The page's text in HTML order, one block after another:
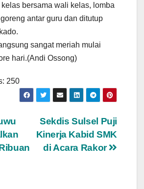
kelas bersama wali kelas, lomba
antar guru dan ditutup
sangat meriah mulai
hari.(Andi Ossong)
250
Sekdis Sulsel Puji
Kinerja Kabid SMK
di Acara Rakor